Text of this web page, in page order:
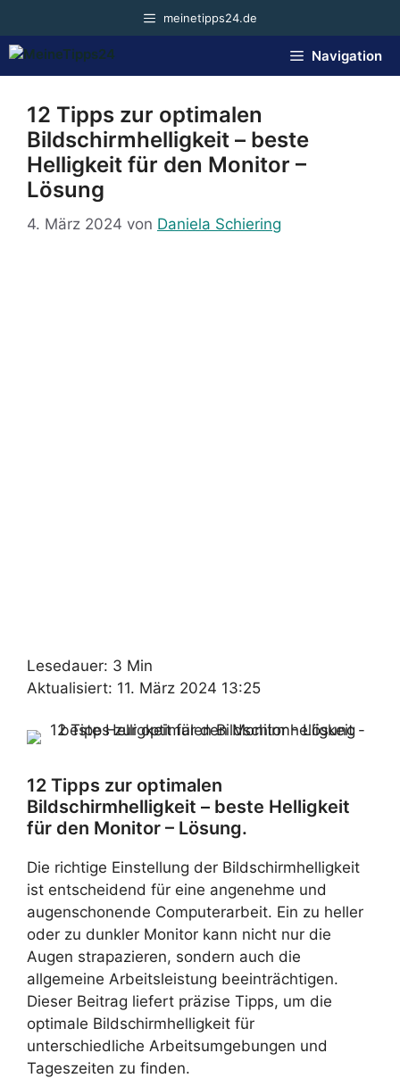
springen
meinetipps24.de
Navigation
12 Tipps zur optimalen
Bildschirmhelligkeit – beste
Helligkeit für den Monitor –
Lösung
4. März 2024 von Daniela Schiering
Lesedauer: 3 Min
Aktualisiert: 11. März 2024 13:25
12 Tipps zur optimalen
Bildschirmhelligkeit – beste Helligkeit
für den Monitor – Lösung.
Die richtige Einstellung der Bildschirmhelligkeit
ist entscheidend für eine angenehme und
augenschonende Computerarbeit. Ein zu heller
oder zu dunkler Monitor kann nicht nur die
Augen strapazieren, sondern auch die
allgemeine Arbeitsleistung beeinträchtigen.
Dieser Beitrag liefert präzise Tipps, um die
optimale Bildschirmhelligkeit für
unterschiedliche Arbeitsumgebungen und
Tageszeiten zu finden.